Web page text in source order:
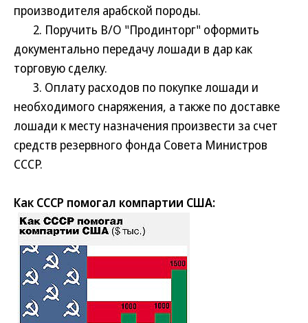
производителя арабской породы.
2. Поручить В/О "Продинторг" оформить
документально передачу лошади в дар как
торговую сделку.
3. Оплату расходов по покупке лошади и
необходимого снаряжения, а также по доставке
лошади к месту назначения произвести за счет
средств резервного фонда Совета Министров
СССР.
Как СССР помогал компартии США: